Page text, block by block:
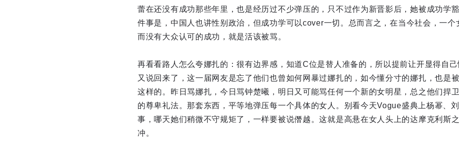
蕾在还没有成功那些年里，也是经历过不少弹压的，只不过作为新晋影后，她被成功学
件事是，中国人也讲性别政治，但成功学可以cover一切。总而言之，在当今社会，一个
而没有大众认可的成功，就是活该被骂。
再看看路人怎么夸娜扎的：很有边界感，知道C位是替人准备的，所以提前让开显得自
又说回来了，这一届网友是忘了他们也曾如何网暴过娜扎的，如今懂分寸的娜扎，也是
这样的。昨日骂娜扎，今日骂钟楚曦，明日又可能骂任何一个新的女明星，总之他们捍
的尊卑礼法。那套东西，平等地弹压每一个具体的女人。别看今天Vogue盛典上杨幂、
事，哪天她们稍微不守规矩了，一样要被说僭越。这就是高悬在女人头上的达摩克利斯
冲。